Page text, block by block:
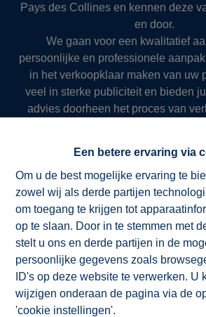
Een betere ervaring via
Om u de best mogelijke ervaring te
zowel wij als derde partijen
om toegang te krijgen tot
op te slaan. Door in te stemmen met
stelt u ons en derde partijen in de
persoonlijke gegevens zoals
ID's op deze website te verwerken. U
wijzigen onderaan de pagina via de
'cookie instellingen'.
Pays des Collines en kennen deze
en door.
We gaan voor een kwalitatief
persoonlijke en professionele
in het verkoopklaar maken van uw
veel in sterke publiciteit en bieden
advies doorheen het proces van
NV ImmoAD